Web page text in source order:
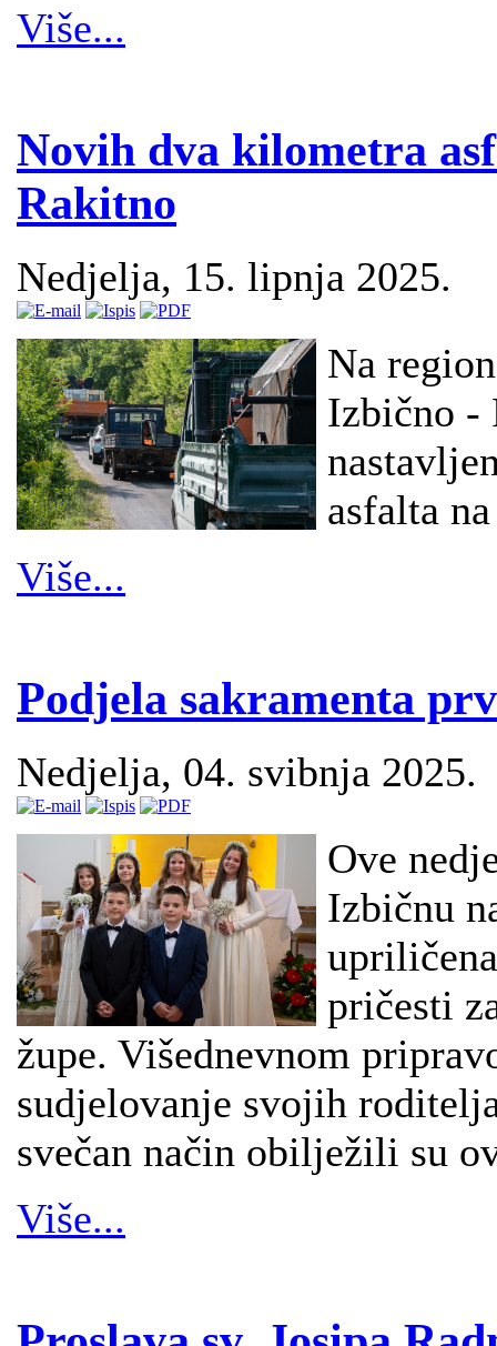
Više...
Novih dva kilometra
Rakitno
Nedjelja, 15. lipnja 2025.
Na
Izbično -
asfalta
Više...
Podjela sakramenta
Nedjelja, 04. svibnja 2025.
Ove
Izbičnu
pričesti
župe. Višednevnom
sudjelovanje svojih
svečan način obilježili su
Više...